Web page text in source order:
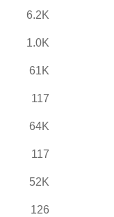
6.2K
1.0K
61K
117
64K
117
52K
126